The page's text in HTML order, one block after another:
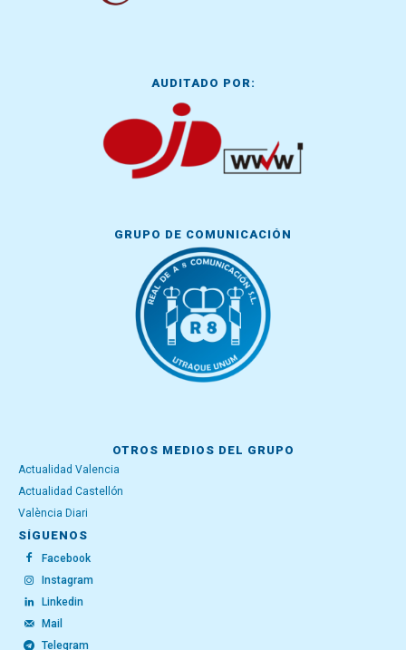
AUDITADO POR:
GRUPO DE COMUNICACIÓN
OTROS MEDIOS DEL GRUPO
Actualidad Valencia
Actualidad Castellón
València Diari
SÍGUENOS
Facebook
Instagram
Linkedin
Mail
Telegram